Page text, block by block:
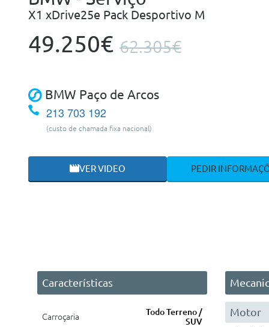
X1 xDrive25e Pack Desportivo M
49.250€ 62.305€
BMW Paço de Arcos
213 703 192
(custo de chamada fixa nacional)
VER VIDEO PEDIR
Características
Carroçaria
Todo Terreno /
SUV
Motor